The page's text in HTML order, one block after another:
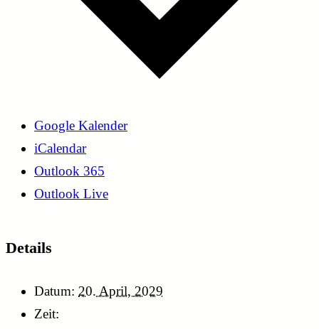
Google Kalender
iCalendar
Outlook 365
Outlook Live
Details
Datum: 20. April, 2029
Zeit: